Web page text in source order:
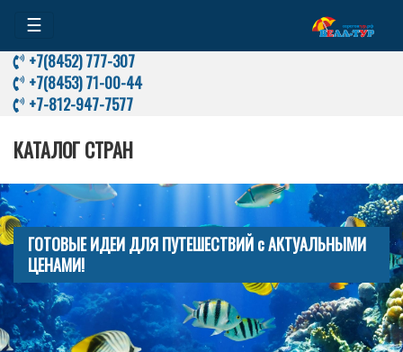
☰
+7(8452) 777-307
+7(8453) 71-00-44
+7-812-947-7577
КАТАЛОГ СТРАН
ГОТОВЫЕ ИДЕИ ДЛЯ ПУТЕШЕСТВИЙ с АКТУАЛЬНЫМИ
ЦЕНАМИ!